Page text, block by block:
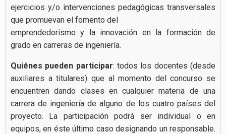
ejercicios y/o intervenciones pedagógicas transversales
que promuevan el fomento del
emprendedorismo y la innovación en la formación de
grado en carreras de ingeniería.
Quiénes pueden participar: todos los docentes (desde
auxiliares a titulares) que al momento del concurso se
encuentren dando clases en cualquier materia de una
carrera de ingeniería de alguno de los cuatro países del
proyecto. La participación podrá ser individual o en
equipos, en éste último caso designando un responsable.